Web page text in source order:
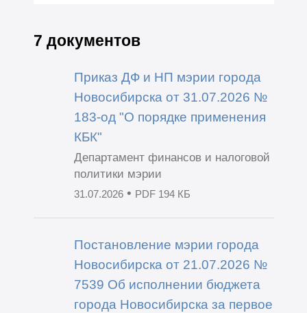
7 документов
Приказ ДФ и НП мэрии города
Новосибирска от 31.07.2026 №
183-од "О порядке применения
КБК"
Департамент финансов и налоговой
политики мэрии
31.07.2026• PDF 194 КБ
Постановление мэрии города
Новосибирска от 21.07.2026 №
7539 Об исполнении бюджета
города Новосибирска за первое